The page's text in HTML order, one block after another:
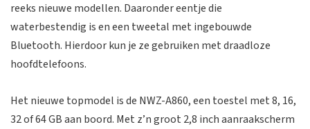
reeks nieuwe modellen. Daaronder eentje die
waterbestendig is en een tweetal met ingebouwde
Bluetooth. Hierdoor kun je ze gebruiken met draadloze
hoofdtelefoons.
Het nieuwe topmodel is de NWZ-A860, een toestel met 8, 16,
32 of 64 GB aan boord. Met z’n groot 2,8 inch aanraakscherm